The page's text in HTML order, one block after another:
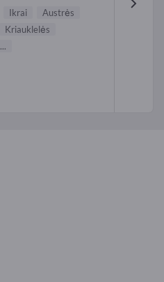
Ikrai
Austrės
Kriauklelės
...